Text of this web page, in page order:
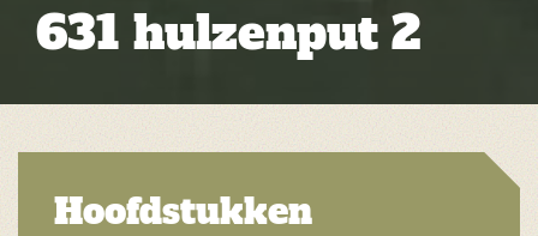
631 hulzenput 2
Hoofdstukken